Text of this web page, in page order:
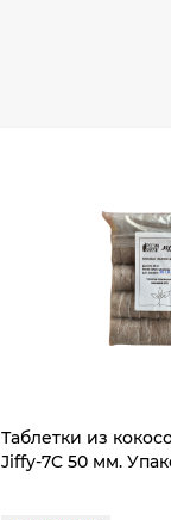
Таблетки из
Jiffy-7C 50 мм.